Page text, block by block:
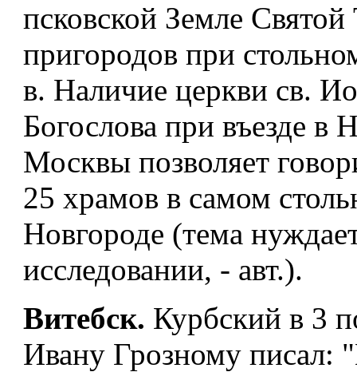
псковской Земле
пригородов при
в. Наличие церкви св.
Богослова при въезде в
Москвы позволяет
25 храмов в самом
Новгороде (тема
исследовании, - авт.).
Витебск. Курбский в 3
Ивану Грозному писал: